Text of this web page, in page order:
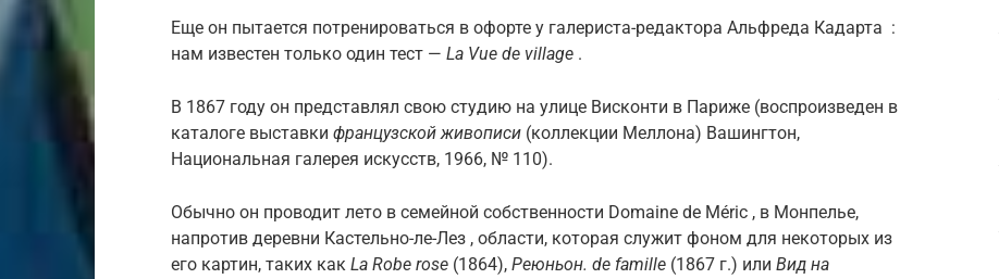
Еще он пытается потренироваться в офорте у галериста-редактора Альфреда Кадарта :
нам известен только один тест — La Vue de village .
В 1867 году он представлял свою студию на улице Висконти в Париже (воспроизведен в
каталоге выставки французской живописи (коллекции Меллона) Вашингтон,
Национальная галерея искусств, 1966, № 110).
Обычно он проводит лето в семейной собственности Domaine de Méric , в Монпелье,
напротив деревни Кастельно-ле-Лез , области, которая служит фоном для некоторых из
его картин, таких как La Robe rose (1864), Реюньон. de famille (1867 г.) или Вид на